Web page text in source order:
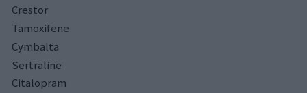
Crestor
Tamoxifene
Cymbalta
Sertraline
Citalopram